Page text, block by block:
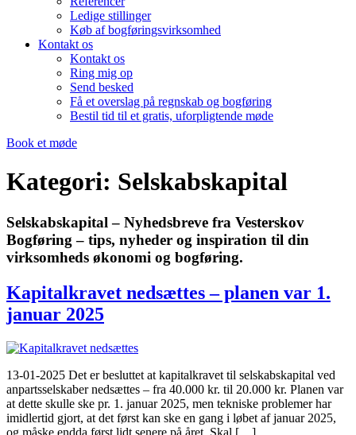
Ledige stillinger
Køb af bogføringsvirksomhed
Kontakt os
Kontakt os
Ring mig op
Send besked
Få et overslag på regnskab og bogføring
Bestil tid til et gratis, uforpligtende møde
Book et møde
Kategori: Selskabskapital
Selskabskapital – Nyhedsbreve fra Vesterskov
Bogføring – tips, nyheder og inspiration til din
virksomheds økonomi og bogføring.
Kapitalkravet nedsættes – planen var 1.
januar 2025
13-01-2025 Det er besluttet at kapitalkravet til selskabskapital ved
anpartsselskaber nedsættes – fra 40.000 kr. til 20.000 kr. Planen var
at dette skulle ske pr. 1. januar 2025, men tekniske problemer har
imidlertid gjort, at det først kan ske en gang i løbet af januar 2025,
og måske endda først lidt senere på året. Skal […]